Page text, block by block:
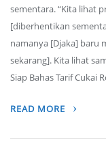
sementara. “Kita lihat
[diberhentikan
namanya [Djaka] baru
sekarang]. Kita lihat
Siap Bahas Tarif Cukai
READ MORE